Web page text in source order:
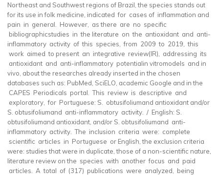
Northeast and Southwest regions of Brazil, the species stands out
for its use in folk medicine, indicated for cases of inflammation and
pain in general. However, as there are no specific
bibliographicstudies in the literature on the antioxidant and anti-
inflammatory activity of this species, from 2009 to 2019, this
work aimed to present an integrative review(IR), addressing its
antioxidant and anti-inflammatory potentialin vitromodels and in
vivo, about the researches already inserted in the chosen
databases such as: PubMed, SciELO, academic Google and in the
CAPES Periodicals portal. This review is descriptive and
exploratory, for Portuguese: S. obtusifoliumand antioxidant and/or
S. obtusifoliumand anti-inflammatory activity. / English: S.
obtusifoliumand antioxidant, and/or S. obtusifoliumand anti-
inflammatory activity. The inclusion criteria were: complete
scientific articles in Portuguese or English, the exclusion criteria
were: studies that were in duplicate, those of a non-scientific nature,
literature review on the species with another focus and paid
articles. A total of (317) publications were analyzed, being